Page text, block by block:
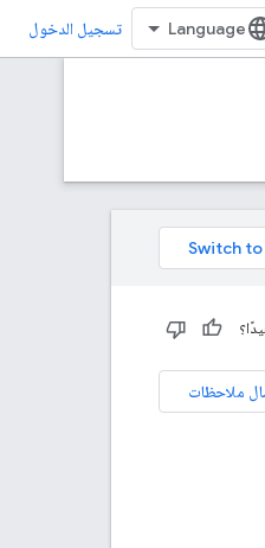
تسجيل الدخول
ملاحظات